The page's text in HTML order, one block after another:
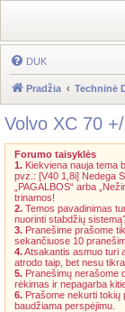
DUK
Pradžia Techninė
Volvo XC 70
Forumo taisyklės
1. Kiekviena nauja tema
pvz.: [V40 1,8i] Nedega
„PAGALBOS“ arba
trinamos!
2. Temos pavadinimas
nuorinti stabdžių
3. Pranešime prašome
sekančiuose 10
4.Atsakantis asmuo turi
atrodo taip, bet nesu
5. Pranešimų nerašome
rėkimas ir nepagarba
6. Prašome nekurti tokių
baudžiama perspėjimu.